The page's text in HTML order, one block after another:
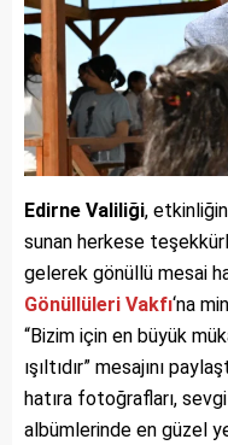
Edirne Valiliği,
sunan herkese
gelerek gönüllü mesai
Gönüllüleri Vakfı‘na
“Bizim için en büyük
ışıltıdır” mesajını
hatıra fotoğrafları,
albümlerinde en güzel